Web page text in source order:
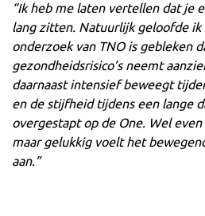
“Ik heb me laten vertellen dat je
lang zitten. Natuurlijk geloofde
onderzoek van TNO is gebleken
gezondheidsrisico’s neemt
daarnaast intensief beweegt
en de stijfheid tijdens een lange
overgestapt op de One. Wel
maar gelukkig voelt het
aan.”